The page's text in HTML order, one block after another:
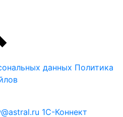
данных Политика
1С-Коннект